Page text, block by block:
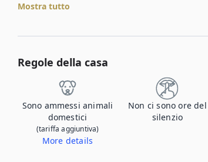
Mostra tutto
Regole della casa
Sono ammessi animali
domestici
(tariffa aggiuntiva)
More details
Non ci sono ore del
silenzio